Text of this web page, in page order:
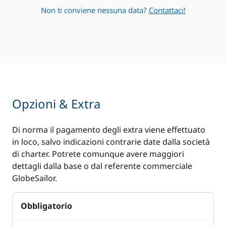
Swimming ladder
Non ti conviene nessuna data? Contattaci!
Opzioni & Extra
Di norma il pagamento degli extra viene effettuato
in loco, salvo indicazioni contrarie date dalla società
di charter. Potrete comunque avere maggiori
dettagli dalla base o dal referente commerciale
GlobeSailor.
Obbligatorio